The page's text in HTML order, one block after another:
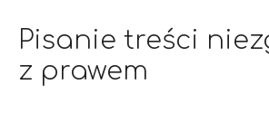
Pisanie treści
z prawem